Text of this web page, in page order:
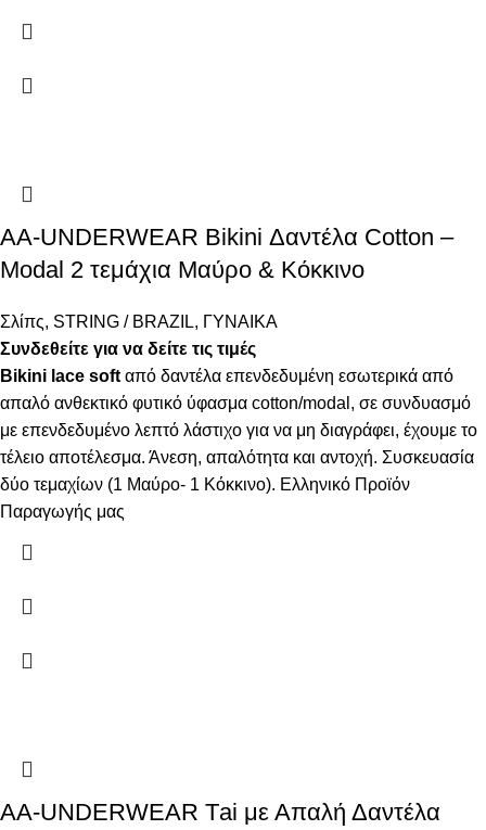
AA-UNDERWEAR Bikini Δαντέλα Cotton –
Modal 2 τεμάχια Μαύρο & Κόκκινο
Σλίπς, STRING / BRAZIL, ΓΥΝΑΙΚΑ
Συνδεθείτε για να δείτε τις τιμές
Bikini lace softαπό δαντέλα επενδεδυμένη εσωτερικά από
απαλό ανθεκτικό φυτικό ύφασμα cotton/modal, σε συνδυασμό
με επενδεδυμένο λεπτό λάστιχο για να μη διαγράφει, έχουμε το
τέλειο αποτέλεσμα. Άνεση, απαλότητα και αντοχή. Συσκευασία
δύο τεμαχίων (1 Μαύρο- 1 Κόκκινο). Ελληνικό Προϊόν
Παραγωγής μας
AA-UNDERWEAR Τai με Απαλή Δαντέλα